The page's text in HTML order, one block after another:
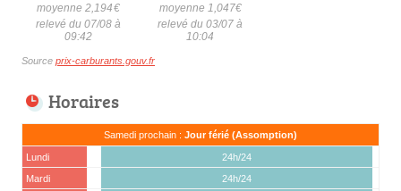
moyenne 2,194€
relevé du 07/08 à
09:42
moyenne 1,047€
relevé du 03/07 à
10:04
Source prix-carburants.gouv.fr
Horaires
Samedi prochain : Jour férié (Assomption)
Lundi
24h/24
Mardi
24h/24